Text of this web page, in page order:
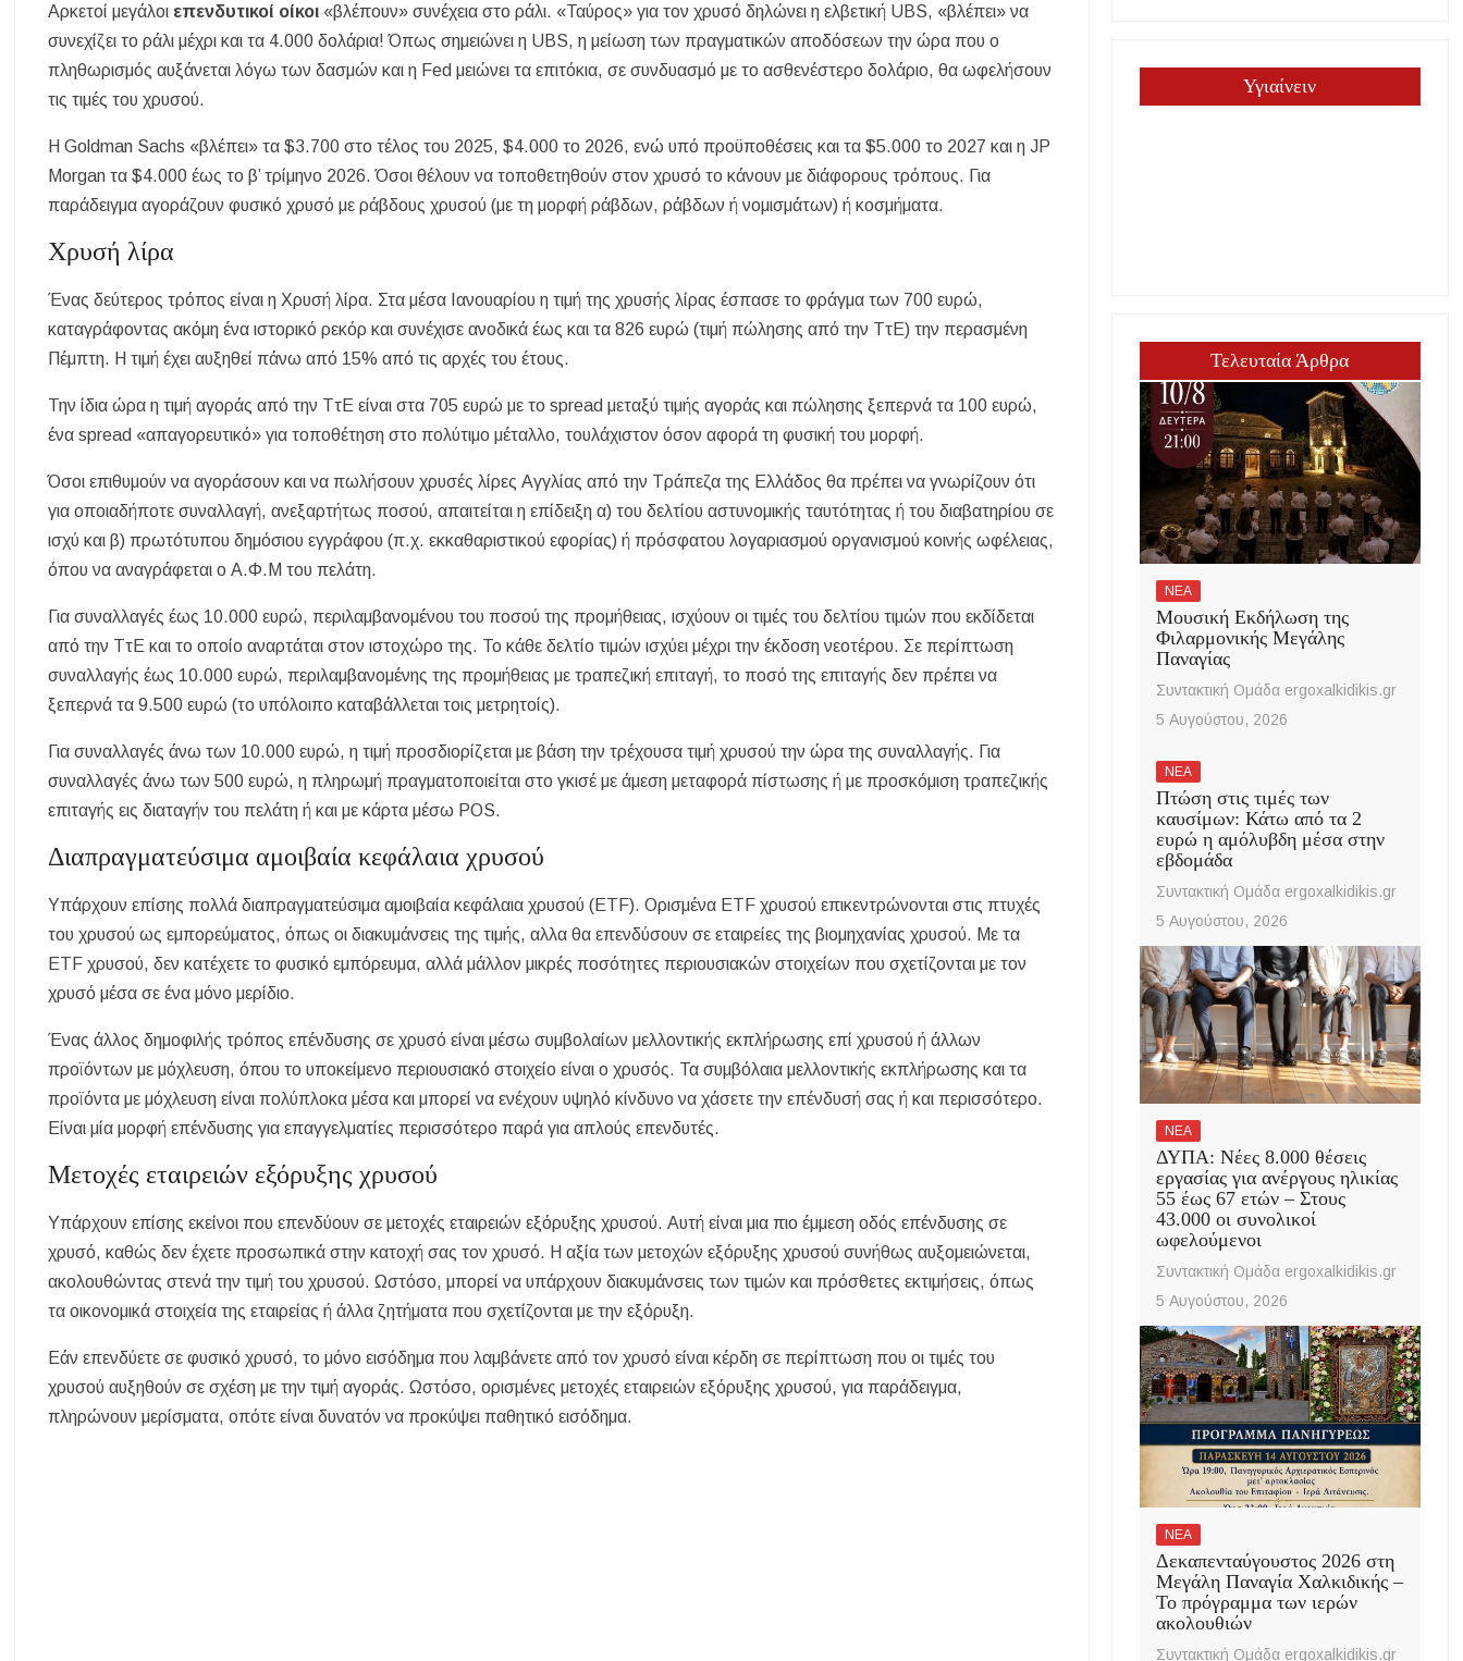
Αρκετοί μεγάλοι επενδυτικοί οίκοι «βλέπουν» συνέχεια στο ράλι. «Ταύρος» για τον χρυσό δηλώνει η ελβετική UBS, «βλέπει» να
συνεχίζει το ράλι μέχρι και τα 4.000 δολάρια! Όπως σημειώνει η UBS, η μείωση των πραγματικών αποδόσεων την ώρα που ο
πληθωρισμός αυξάνεται λόγω των δασμών και η Fed μειώνει τα επιτόκια, σε συνδυασμό με το ασθενέστερο δολάριο, θα ωφελήσουν
τις τιμές του χρυσού.
Η Goldman Sachs «βλέπει» τα $3.700 στο τέλος του 2025, $4.000 το 2026, ενώ υπό προϋποθέσεις και τα $5.000 το 2027 και η JP
Morgan τα $4.000 έως το β’ τρίμηνο 2026. Όσοι θέλουν να τοποθετηθούν στον χρυσό το κάνουν με διάφορους τρόπους. Για
παράδειγμα αγοράζουν φυσικό χρυσό με ράβδους χρυσού (με τη μορφή ράβδων, ράβδων ή νομισμάτων) ή κοσμήματα.
Χρυσή λίρα
Ένας δεύτερος τρόπος είναι η Χρυσή λίρα. Στα μέσα Ιανουαρίου η τιμή της χρυσής λίρας έσπασε το φράγμα των 700 ευρώ,
καταγράφοντας ακόμη ένα ιστορικό ρεκόρ και συνέχισε ανοδικά έως και τα 826 ευρώ (τιμή πώλησης από την ΤτΕ) την περασμένη
Πέμπτη. Η τιμή έχει αυξηθεί πάνω από 15% από τις αρχές του έτους.
Την ίδια ώρα η τιμή αγοράς από την ΤτΕ είναι στα 705 ευρώ με το spread μεταξύ τιμής αγοράς και πώλησης ξεπερνά τα 100 ευρώ,
ένα spread «απαγορευτικό» για τοποθέτηση στο πολύτιμο μέταλλο, τουλάχιστον όσον αφορά τη φυσική του μορφή.
Όσοι επιθυμούν να αγοράσουν και να πωλήσουν χρυσές λίρες Αγγλίας από την Τράπεζα της Ελλάδος θα πρέπει να γνωρίζουν ότι
για οποιαδήποτε συναλλαγή, ανεξαρτήτως ποσού, απαιτείται η επίδειξη α) του δελτίου αστυνομικής ταυτότητας ή του διαβατηρίου σε
ισχύ και β) πρωτότυπου δημόσιου εγγράφου (π.χ. εκκαθαριστικού εφορίας) ή πρόσφατου λογαριασμού οργανισμού κοινής ωφέλειας,
όπου να αναγράφεται ο Α.Φ.Μ του πελάτη.
Για συναλλαγές έως 10.000 ευρώ, περιλαμβανομένου του ποσού της προμήθειας, ισχύουν οι τιμές του δελτίου τιμών που εκδίδεται
από την ΤτΕ και το οποίο αναρτάται στον ιστοχώρο της. Το κάθε δελτίο τιμών ισχύει μέχρι την έκδοση νεοτέρου. Σε περίπτωση
συναλλαγής έως 10.000 ευρώ, περιλαμβανομένης της προμήθειας με τραπεζική επιταγή, το ποσό της επιταγής δεν πρέπει να
ξεπερνά τα 9.500 ευρώ (το υπόλοιπο καταβάλλεται τοις μετρητοίς).
Για συναλλαγές άνω των 10.000 ευρώ, η τιμή προσδιορίζεται με βάση την τρέχουσα τιμή χρυσού την ώρα της συναλλαγής. Για
συναλλαγές άνω των 500 ευρώ, η πληρωμή πραγματοποιείται στο γκισέ με άμεση μεταφορά πίστωσης ή με προσκόμιση τραπεζικής
επιταγής εις διαταγήν του πελάτη ή και με κάρτα μέσω POS.
Διαπραγματεύσιμα αμοιβαία κεφάλαια χρυσού
Υπάρχουν επίσης πολλά διαπραγματεύσιμα αμοιβαία κεφάλαια χρυσού (ETF). Ορισμένα ETF χρυσού επικεντρώνονται στις πτυχές
του χρυσού ως εμπορεύματος, όπως οι διακυμάνσεις της τιμής, αλλα θα επενδύσουν σε εταιρείες της βιομηχανίας χρυσού. Με τα
ETF χρυσού, δεν κατέχετε το φυσικό εμπόρευμα, αλλά μάλλον μικρές ποσότητες περιουσιακών στοιχείων που σχετίζονται με τον
χρυσό μέσα σε ένα μόνο μερίδιο.
Ένας άλλος δημοφιλής τρόπος επένδυσης σε χρυσό είναι μέσω συμβολαίων μελλοντικής εκπλήρωσης επί χρυσού ή άλλων
προϊόντων με μόχλευση, όπου το υποκείμενο περιουσιακό στοιχείο είναι ο χρυσός. Τα συμβόλαια μελλοντικής εκπλήρωσης και τα
προϊόντα με μόχλευση είναι πολύπλοκα μέσα και μπορεί να ενέχουν υψηλό κίνδυνο να χάσετε την επένδυσή σας ή και περισσότερο.
Είναι μία μορφή επένδυσης για επαγγελματίες περισσότερο παρά για απλούς επενδυτές.
Μετοχές εταιρειών εξόρυξης χρυσού
Υπάρχουν επίσης εκείνοι που επενδύουν σε μετοχές εταιρειών εξόρυξης χρυσού. Αυτή είναι μια πιο έμμεση οδός επένδυσης σε
χρυσό, καθώς δεν έχετε προσωπικά στην κατοχή σας τον χρυσό. Η αξία των μετοχών εξόρυξης χρυσού συνήθως αυξομειώνεται,
ακολουθώντας στενά την τιμή του χρυσού. Ωστόσο, μπορεί να υπάρχουν διακυμάνσεις των τιμών και πρόσθετες εκτιμήσεις, όπως
τα οικονομικά στοιχεία της εταιρείας ή άλλα ζητήματα που σχετίζονται με την εξόρυξη.
Εάν επενδύετε σε φυσικό χρυσό, το μόνο εισόδημα που λαμβάνετε από τον χρυσό είναι κέρδη σε περίπτωση που οι τιμές του
χρυσού αυξηθούν σε σχέση με την τιμή αγοράς. Ωστόσο, ορισμένες μετοχές εταιρειών εξόρυξης χρυσού, για παράδειγμα,
πληρώνουν μερίσματα, οπότε είναι δυνατόν να προκύψει παθητικό εισόδημα.
Υγιαίνειν
Τελευταία Άρθρα
ΝΕΑ
Μουσική Εκδήλωση της
Φιλαρμονικής Μεγάλης
Παναγίας
Συντακτική Ομάδα ergoxalkidikis.gr
5 Αυγούστου, 2026
ΝΕΑ
Πτώση στις τιμές των
καυσίμων: Κάτω από τα 2
ευρώ η αμόλυβδη μέσα στην
εβδομάδα
Συντακτική Ομάδα ergoxalkidikis.gr
5 Αυγούστου, 2026
ΝΕΑ
ΔΥΠΑ: Νέες 8.000 θέσεις
εργασίας για ανέργους ηλικίας
55 έως 67 ετών – Στους
43.000 οι συνολικοί
ωφελούμενοι
Συντακτική Ομάδα ergoxalkidikis.gr
5 Αυγούστου, 2026
ΝΕΑ
Δεκαπενταύγουστος 2026 στη
Μεγάλη Παναγία Χαλκιδικής –
Το πρόγραμμα των ιερών
ακολουθιών
Συντακτική Ομάδα ergoxalkidikis.gr